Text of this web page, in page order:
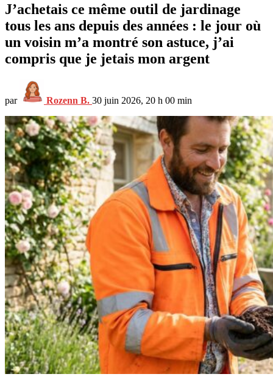
J’achetais ce même outil de jardinage
tous les ans depuis des années : le jour où
un voisin m’a montré son astuce, j’ai
compris que je jetais mon argent
par Rozenn B. 30 juin 2026, 20 h 00 min